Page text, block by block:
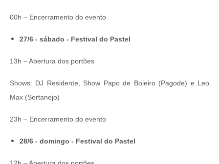
00h – Encerramento do evento
27/6 - sábado - Festival do Pastel
13h – Abertura dos portões
Shows: DJ Residente, Show Papo de Boleiro (Pagode) e Leo
Max (Sertanejo)
23h – Encerramento do evento
28/6 - domingo - Festival do Pastel